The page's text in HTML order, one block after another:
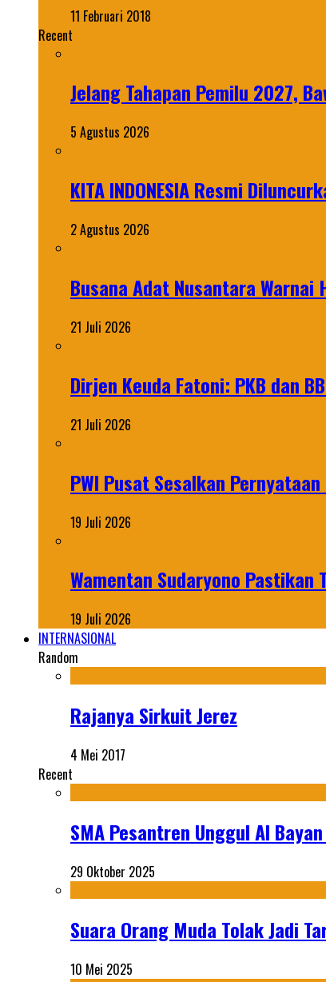
11 Februari 2018
Recent
Jelang Tahapan Pemilu 2027,
5 Agustus 2026
KITA INDONESIA Resmi
2 Agustus 2026
Busana Adat Nusantara Warnai
21 Juli 2026
Dirjen Keuda Fatoni: PKB dan
21 Juli 2026
PWI Pusat Sesalkan
19 Juli 2026
Wamentan Sudaryono Pastikan
19 Juli 2026
INTERNASIONAL
Random
Rajanya Sirkuit Jerez
4 Mei 2017
Recent
SMA Pesantren Unggul Al
29 Oktober 2025
Suara Orang Muda Tolak Jadi
10 Mei 2025